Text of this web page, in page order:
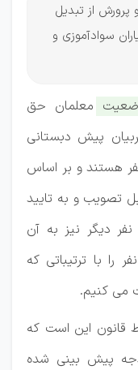
پرورش از تبدیل
سوادآموزی و
معلمان حق
پیش دبستانی
این تعداد ۵۸ هزار نفر هستند و بر اساس
تصویب و به تایید
رسید، حدود ۳۰ هزار نفر دیگر نیز به آن
این تعداد ۸۸ هزار نفر را با ترتیباتی که
می کنیم.
قانون این است که
پیش بینی شده